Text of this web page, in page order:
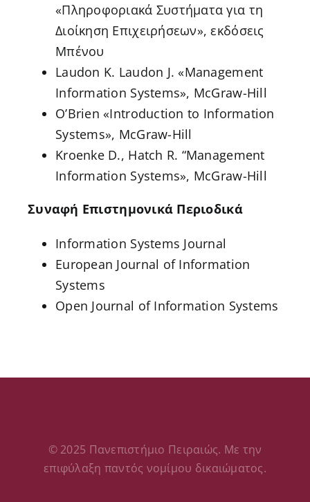
«Πληροφοριακά Συστήματα για τη
Διοίκηση Επιχειρήσεων», εκδόσεις
Μπένου
Laudon K. Laudon J. «Management
Information Systems», McGraw-Hill
O’Brien «Introduction to Information
Systems», McGraw-Hill
Kroenke D., Hatch R. “Management
Information Systems», McGraw-Hill
Συναφή Επιστημονικά Περιοδικά
Information Systems Journal
European Journal of Information
Systems
Open Journal of Information Systems
© 2025 Πανεπιστήμιο Πειραιώς. Με την
επιφύλαξη παντός νομίμου δικαιώματος.